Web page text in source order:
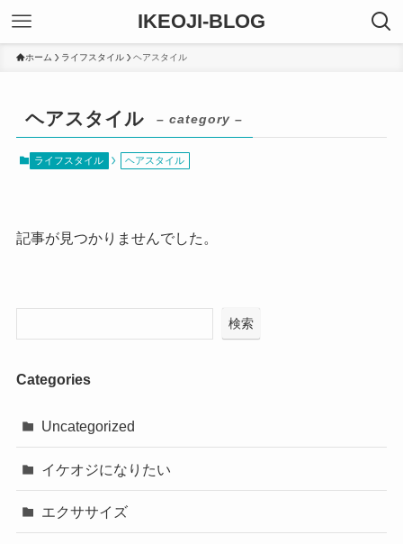
IKEOJI-BLOG
ホーム ライフスタイル ヘアスタイル
ヘアスタイル – category –
ライフスタイル ヘアスタイル
記事が見つかりませんでした。
検索
Categories
Uncategorized
イケオジになりたい
エクササイズ